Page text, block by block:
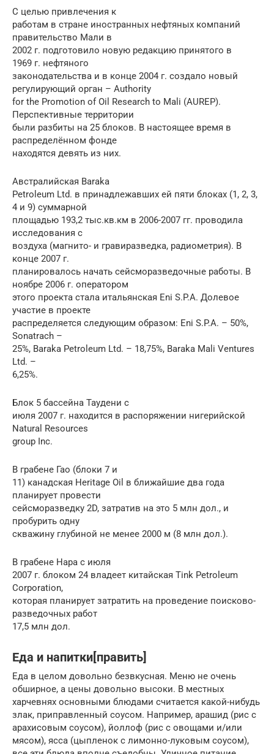
С целью привлечения к
работам в стране иностранных нефтяных компаний
правительство Мали в
2002 г. подготовило новую редакцию принятого в
1969 г. нефтяного
законодательства и в конце 2004 г. создало новый
регулирующий орган – Authority
for the Promotion of Oil Research to Mali (AUREP).
Перспективные территории
были разбиты на 25 блоков. В настоящее время в
распределённом фонде
находятся девять из них.
Австралийская Baraka
Petroleum Ltd. в принадлежавших ей пяти блоках (1, 2, 3,
4 и 9) суммарной
площадью 193,2 тыс.кв.км в 2006-2007 гг. проводила
исследования с
воздуха (магнито- и гравиразведка, радиометрия). В
конце 2007 г.
планировалось начать сейсморазведочные работы. В
ноябре 2006 г. оператором
этого проекта стала итальянская Eni S.P.A. Долевое
участие в проекте
распределяется следующим образом: Eni S.P.A. – 50%,
Sonatrach –
25%, Baraka Petroleum Ltd. – 18,75%, Baraka Mali Ventures
Ltd. –
6,25%.
Блок 5 бассейна Таудени с
июля 2007 г. находится в распоряжении нигерийской
Natural Resources
group Inc.
В грабене Гао (блоки 7 и
11) канадская Heritage Oil в ближайшие два года
планирует провести
сейсморазведку 2D, затратив на это 5 млн дол., и
пробурить одну
скважину глубиной не менее 2000 м (8 млн дол.).
В грабене Нара с июля
2007 г. блоком 24 владеет китайская Tink Petroleum
Corporation,
которая планирует затратить на проведение поисково-
разведочных работ
17,5 млн дол.
Еда и напитки[править]
Еда в целом довольно безвкусная. Меню не очень
обширное, а цены довольно высоки. В местных
харчевнях основными блюдами считается какой-нибудь
злак, приправленный соусом. Например, арашид (рис с
арахисовым соусом), йоллоф (рис с овощами и/или
мясом), ясса (цыпленок с лимонно-луковым соусом),